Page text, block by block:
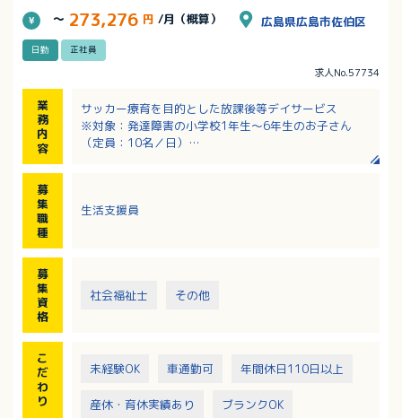
～ 273,276 円 /月（概算） 広島県広島市佐伯区
日勤 正社員
求人No.57734
業
務
内
容
サッカー療育を目的とした放課後等デイサービス
※対象：発達障害の小学校1年生〜6年生のお子さん
（定員：10名／日）
・簡単な事務作業（連絡ノート）
ことが好きな方歓迎します！
【必要な経験等】保育園か児童福祉施設で2年以上の勤
いる資格は不問（普通自動車運転免許を除く）
募
集
職
種
生活支援員
募
集
資
格
社会福祉士 その他
こ
だ
わ
り
未経験OK 車通勤可 年間休日110日以上
産休・育休実績あり ブランクOK